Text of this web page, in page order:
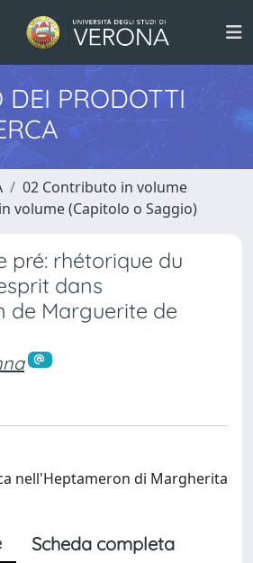
DEI PRODOTTI
02 Contributo in volume
volume (Capitolo o Saggio)
pré: rhétorique du
dans
de Marguerite de
nell'Heptameron di Margherita
Scheda completa